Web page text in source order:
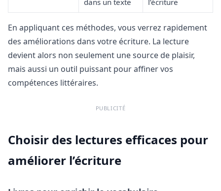
En appliquant ces méthodes, vous verrez rapidement
des améliorations dans votre écriture. La lecture
devient alors non seulement une source de plaisir,
mais aussi un outil puissant pour affiner vos
compétences littéraires.
PUBLICITÉ
Choisir des lectures efficaces pour
améliorer l’écriture